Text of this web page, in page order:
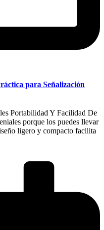
para Señalización
Portabilidad Y Facilidad De
porque los puedes llevar
ligero y compacto facilita